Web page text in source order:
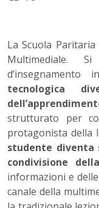
La Scuola Paritaria
Multimediale.
tecnologica
strutturato per
protagonista della
studente
condivisione
informazioni e
canale della